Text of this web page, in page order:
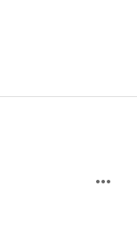
more_horiz